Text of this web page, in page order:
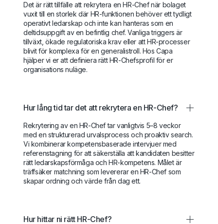
Det är rätt tillfälle att rekrytera en HR-Chef när bolaget
vuxit till en storlek där HR-funktionen behöver ett tydligt
operativt ledarskap och inte kan hanteras som en
deltidsuppgift av en befintlig chef. Vanliga triggers är
tillväxt, ökade regulatoriska krav eller att HR-processer
blivit för komplexa för en generalistroll. Hos Capa
hjälper vi er att definiera rätt HR-Chefsprofil för er
organisations nuläge.
Hur lång tid tar det att rekrytera en HR-Chef?
Rekrytering av en HR-Chef tar vanligtvis 5–8 veckor
med en strukturerad urvalsprocess och proaktiv search.
Vi kombinerar kompetensbaserade intervjuer med
referenstagning för att säkerställa att kandidaten besitter
rätt ledarskapsförmåga och HR-kompetens. Målet är
träffsäker matchning som levererar en HR-Chef som
skapar ordning och värde från dag ett.
Hur hittar ni rätt HR-Chef?